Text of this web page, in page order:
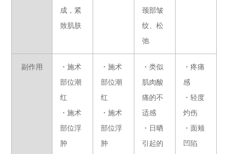
成，紧
致肌肤
颈部皱
纹、松
弛
副作用
・施术
部位潮
红
・施术
部位浮
肿
・施术
部位潮
红
・施术
部位浮
肿
・类似
肌肉酸
痛的不
适感
・日晒
引起的
・疼痛
感
・轻度
灼伤
・面颊
凹陷